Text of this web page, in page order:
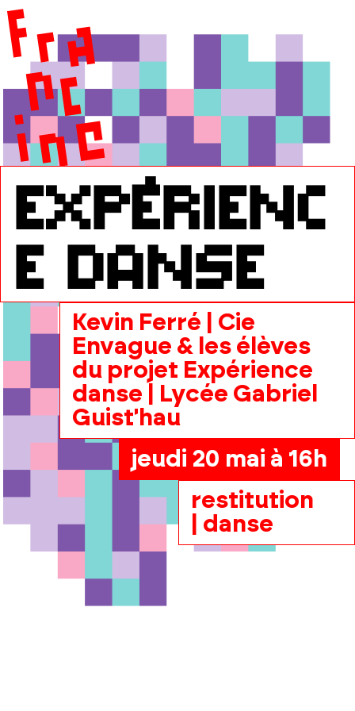
expérienc
e danse
Kevin Ferré | Cie
Envague & les élèves
du projet Expérience
danse | Lycée Gabriel
Guist'hau
jeudi 20 mai à 16h
restitution
| danse